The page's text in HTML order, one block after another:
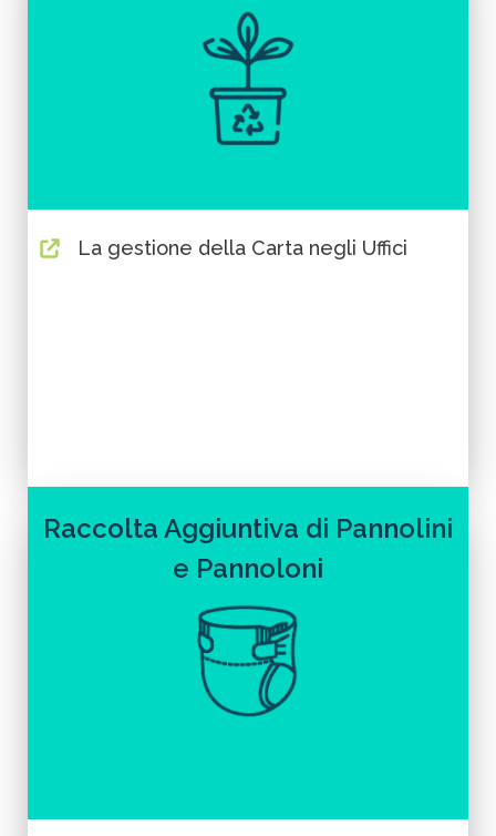
La gestione della Carta negli Uffici
Raccolta Aggiuntiva di Pannolini
e Pannoloni